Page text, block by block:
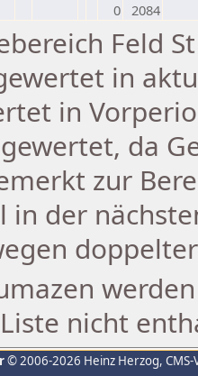
0 2084
Feld
in
in
da
zur
in der
nicht
© 2006-2026 Heinz Herzog,